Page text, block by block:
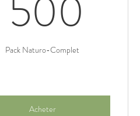
500
Pack Naturo-Complet
Acheter